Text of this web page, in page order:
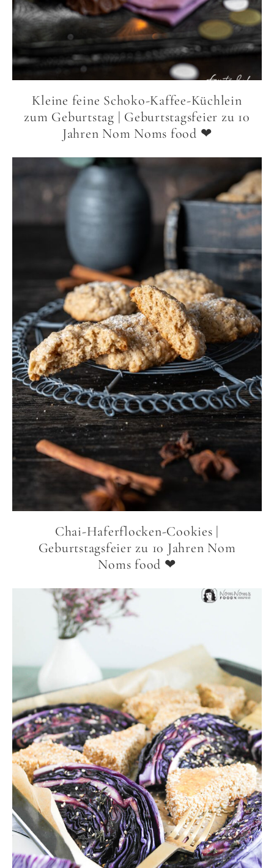
Kleine feine Schoko-Kaffee-Küchlein
zum Geburtstag | Geburtstagsfeier zu 10
Jahren Nom Noms food ❤
Chai-Haferflocken-Cookies |
Geburtstagsfeier zu 10 Jahren Nom
Noms food ❤